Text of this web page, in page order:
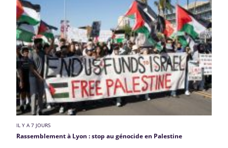
IL Y A 7 JOURS
Rassemblement à Lyon : stop au génocide en Palestine